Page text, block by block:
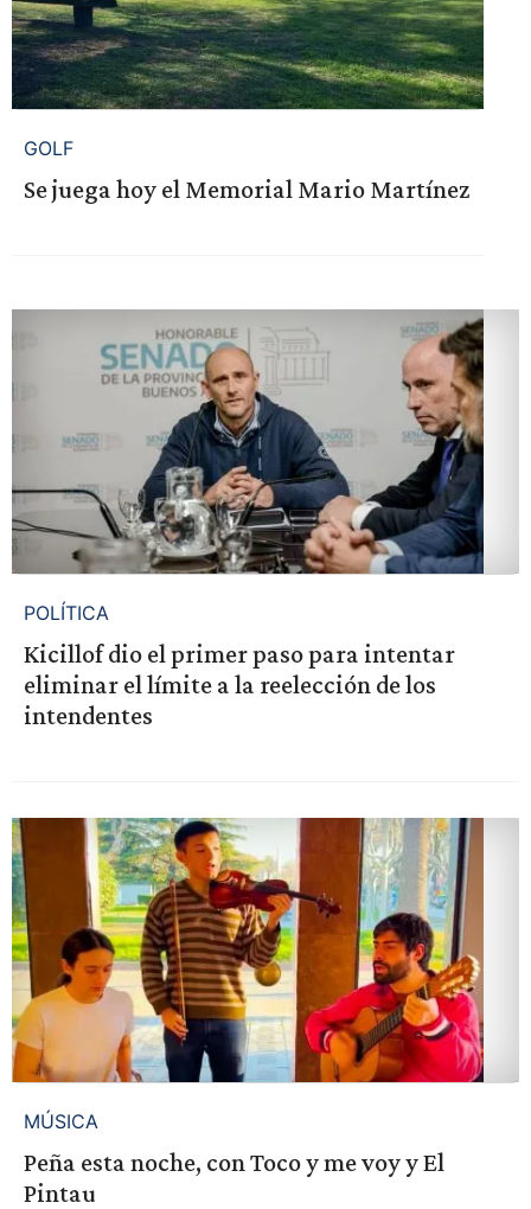
GOLF
Se juega hoy el Memorial Mario Martínez
POLÍTICA
Kicillof dio el primer paso para intentar
eliminar el límite a la reelección de los
intendentes
MÚSICA
Peña esta noche, con Toco y me voy y El
Pintau